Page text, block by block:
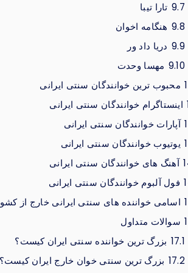
9.7 تارا تیبا
9.8 هنگامه اخوان
9.9 دریا داد ور
9.10 مهسا وحدت
محبوب ترین خوانندگان سنتی ایرانی
اینستاگرام خوانندگان سنتی ایرانی
آپارات خوانندگان سنتی ایرانی
یوتیوب خوانندگان سنتی ایرانی
آهنگ های خوانندگان سنتی ایرانی
فول آلبوم خوانندگان سنتی ایرانی
اسامی خواننده های سنتی ایرانی خارج از
سوالات متداول
17.1 بزرگ ترین خواننده سنتی ایران کیست؟
17.2 بزرگ ترین سنتی خوان خارج ایران